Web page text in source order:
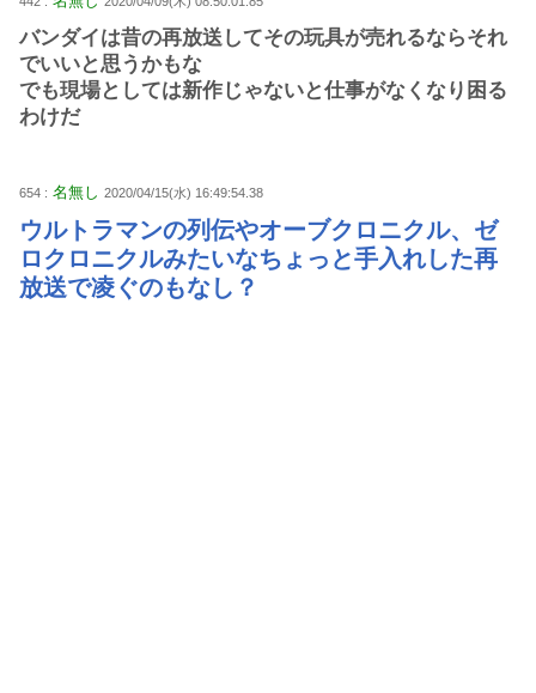
バンダイは昔の再放送してその玩具が売れるならそれ
でいいと思うかもな
でも現場としては新作じゃないと仕事がなくなり困る
わけだ
654 : 名無し 2020/04/15(水) 16:49:54.38
ウルトラマンの列伝やオーブクロニクル、ゼ
ロクロニクルみたいなちょっと手入れした再
放送で凌ぐのもなし？